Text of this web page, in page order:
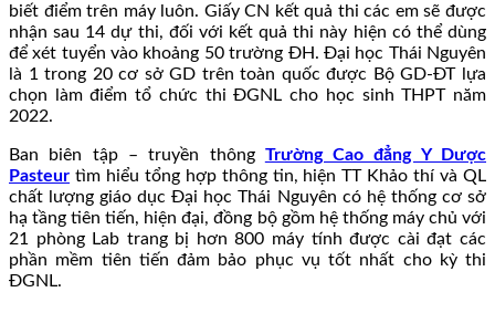
biết điểm trên máy luôn. Giấy CN kết quả thi các em sẽ được
nhận sau 14 dự thi, đối với kết quả thi này hiện có thể dùng
để xét tuyển vào khoảng 50 trường ĐH. Đại học Thái Nguyên
là 1 trong 20 cơ sở GD trên toàn quốc được Bộ GD-ĐT lựa
chọn làm điểm tổ chức thi ĐGNL cho học sinh THPT năm
2022.
Ban biên tập – truyền thông Trường Cao đẳng Y Dược
Pasteur tìm hiểu tổng hợp thông tin, hiện TT Khảo thí và QL
chất lượng giáo dục Đại học Thái Nguyên có hệ thống cơ sở
hạ tầng tiên tiến, hiện đại, đồng bộ gồm hệ thống máy chủ với
21 phòng Lab trang bị hơn 800 máy tính được cài đạt các
phần mềm tiên tiến đảm bảo phục vụ tốt nhất cho kỳ thi
ĐGNL.